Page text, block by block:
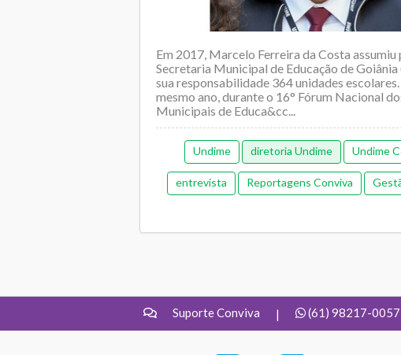
Em 2017, Marcelo Ferreira da Costa assumiu
Secretaria Municipal de Educação de
sua responsabilidade 364 unidades
mesmo ano, durante o 16° Fórum Nacional
Municipais de Educa&cc...
Undime diretoria Undime Undime
entrevista Reportagens Conviva
Suporte Conviva | (61) 98217-0057